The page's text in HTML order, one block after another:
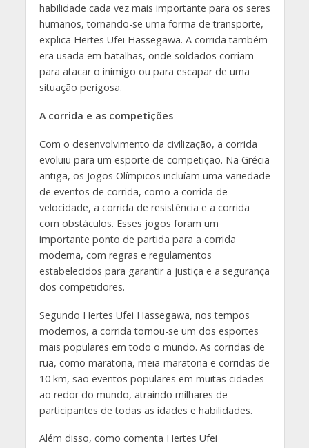
habilidade cada vez mais importante para os seres
humanos, tornando-se uma forma de transporte,
explica Hertes Ufei Hassegawa. A corrida também
era usada em batalhas, onde soldados corriam
para atacar o inimigo ou para escapar de uma
situação perigosa.
A corrida e as competições
Com o desenvolvimento da civilização, a corrida
evoluiu para um esporte de competição. Na Grécia
antiga, os Jogos Olímpicos incluíam uma variedade
de eventos de corrida, como a corrida de
velocidade, a corrida de resistência e a corrida
com obstáculos. Esses jogos foram um
importante ponto de partida para a corrida
moderna, com regras e regulamentos
estabelecidos para garantir a justiça e a segurança
dos competidores.
Segundo Hertes Ufei Hassegawa, nos tempos
modernos, a corrida tornou-se um dos esportes
mais populares em todo o mundo. As corridas de
rua, como maratona, meia-maratona e corridas de
10 km, são eventos populares em muitas cidades
ao redor do mundo, atraindo milhares de
participantes de todas as idades e habilidades.
Além disso, como comenta Hertes Ufei